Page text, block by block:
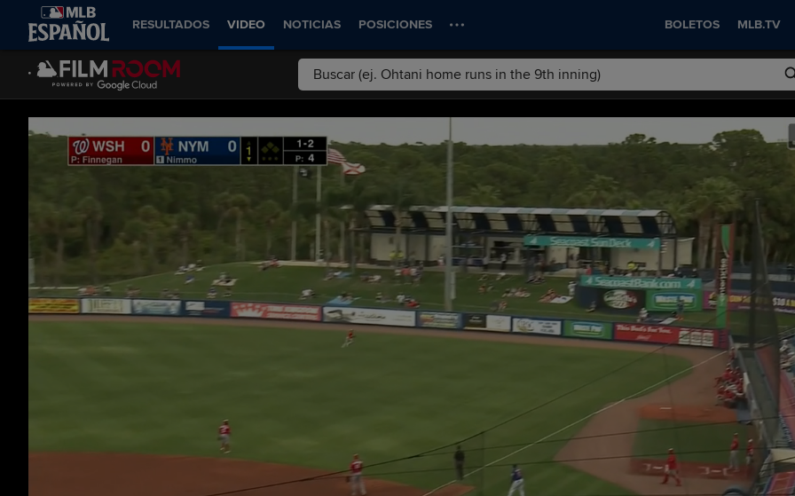
RESULTADOS VIDEO NOTICIAS POSICIONES BOLETOS MLB.TV